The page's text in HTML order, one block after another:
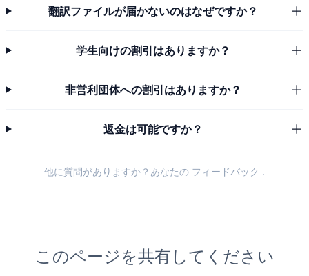
翻訳ファイルが届かないのはなぜですか？
学生向けの割引はありますか？
非営利団体への割引はありますか？
返金は可能ですか？
他に質問がありますか？あなたの フィードバック .
このページを共有してください